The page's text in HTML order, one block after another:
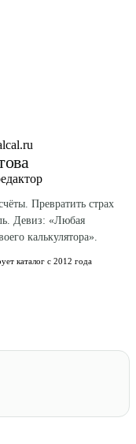
(дискретная)
Линейное
и TSP) — NP-
Превратить страх
Девиз: «Любая
калькулятора».
каталог с 2012 года